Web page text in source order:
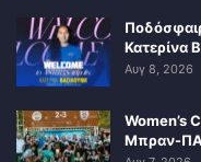
Κατερίνα
Αυγ 8, 2026
Women’s
Μπραν-